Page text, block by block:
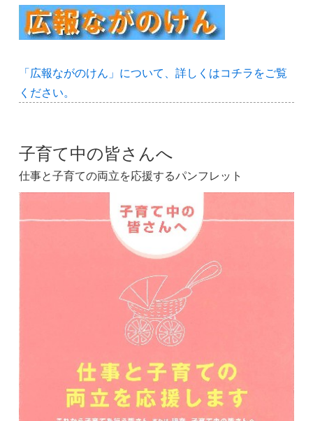
「広報ながのけん」について、詳しくはコチラをご覧
ください。
子育て中の皆さんへ
仕事と子育ての両立を応援するパンフレット